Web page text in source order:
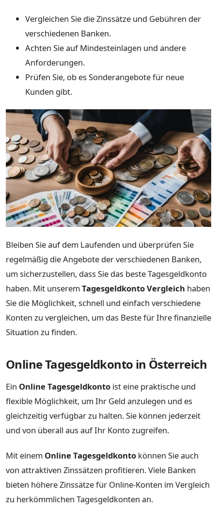
Vergleichen Sie die Zinssätze und Gebühren der
verschiedenen Banken.
Achten Sie auf Mindesteinlagen und andere
Anforderungen.
Prüfen Sie, ob es Sonderangebote für neue
Kunden gibt.
Bleiben Sie auf dem Laufenden und überprüfen Sie
regelmäßig die Angebote der verschiedenen Banken,
um sicherzustellen, dass Sie das beste Tagesgeldkonto
haben. Mit unseremTagesgeldkonto Vergleich haben
Sie die Möglichkeit, schnell und einfach verschiedene
Konten zu vergleichen, um das Beste für Ihre finanzielle
Situation zu finden.
Online Tagesgeldkonto in Österreich
Ein Online Tagesgeldkonto ist eine praktische und
flexible Möglichkeit, um Ihr Geld anzulegen und es
gleichzeitig verfügbar zu halten. Sie können jederzeit
und von überall aus auf Ihr Konto zugreifen.
Mit einem Online Tagesgeldkonto können Sie auch
von attraktiven Zinssätzen profitieren. Viele Banken
bieten höhere Zinssätze für Online-Konten im Vergleich
zu herkömmlichen Tagesgeldkonten an.